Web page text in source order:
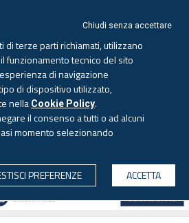
2026 - Aggiornato alle 6.00
Chiudi senza accettare
di terze parti richiamati, utilizzano
funzionamento tecnico del sito
di navigazione
di dispositivo utilizzato,
nella Cookie Policy.
il consenso a tutti o ad alcuni
momento selezionando
PREFERENZE
ACCETTA